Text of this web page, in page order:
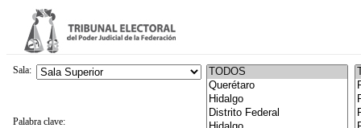
Sala:
Palabra clave: